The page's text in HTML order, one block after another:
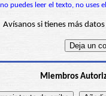
no puedes leer el texto, no uses
Avísanos si tienes más
Miembros